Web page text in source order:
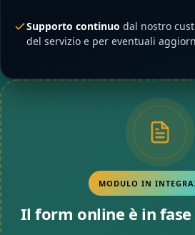
Supporto continuo dal nostro
del servizio e per eventuali
MODULO IN
Il form online è in